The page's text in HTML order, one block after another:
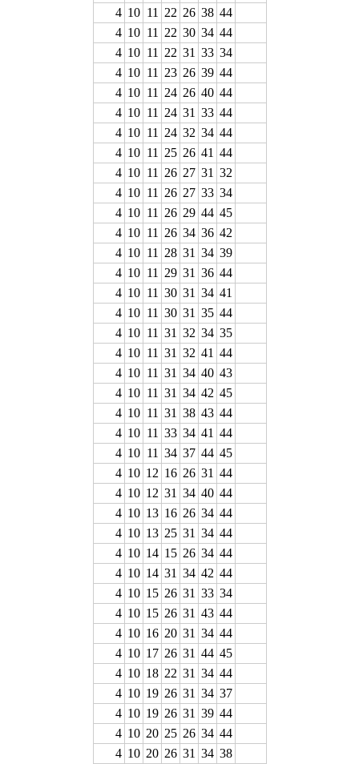
4 10 11 22 26 38 44
4 10 11 22 30 34 44
4 10 11 22 31 33 34
4 10 11 23 26 39 44
4 10 11 24 26 40 44
4 10 11 24 31 33 44
4 10 11 24 32 34 44
4 10 11 25 26 41 44
4 10 11 26 27 31 32
4 10 11 26 27 33 34
4 10 11 26 29 44 45
4 10 11 26 34 36 42
4 10 11 28 31 34 39
4 10 11 29 31 36 44
4 10 11 30 31 34 41
4 10 11 30 31 35 44
4 10 11 31 32 34 35
4 10 11 31 32 41 44
4 10 11 31 34 40 43
4 10 11 31 34 42 45
4 10 11 31 38 43 44
4 10 11 33 34 41 44
4 10 11 34 37 44 45
4 10 12 16 26 31 44
4 10 12 31 34 40 44
4 10 13 16 26 34 44
4 10 13 25 31 34 44
4 10 14 15 26 34 44
4 10 14 31 34 42 44
4 10 15 26 31 33 34
4 10 15 26 31 43 44
4 10 16 20 31 34 44
4 10 17 26 31 44 45
4 10 18 22 31 34 44
4 10 19 26 31 34 37
4 10 19 26 31 39 44
4 10 20 25 26 34 44
4 10 20 26 31 34 38